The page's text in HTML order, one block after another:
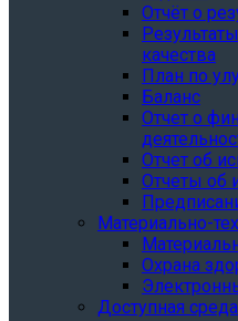
Отчёт о
качества
План по
Баланс
Отчет о
Отчет об
Отчеты об
Материально-
Охрана
Доступная среда